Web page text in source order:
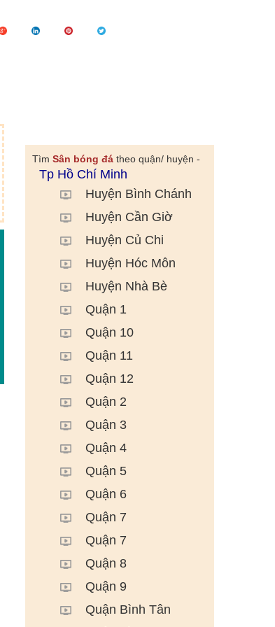
Tìm Sân bóng đátheo quận/ huyện -
Tp Hồ Chí Minh
Huyện Bình Chánh
Huyện Cần Giờ
Huyện Củ Chi
Huyện Hóc Môn
Huyện Nhà Bè
Quận 1
Quận 10
Quận 11
Quận 12
Quận 2
Quận 3
Quận 4
Quận 5
Quận 6
Quận 7
Quận 7
Quận 8
Quận 9
Quận Bình Tân